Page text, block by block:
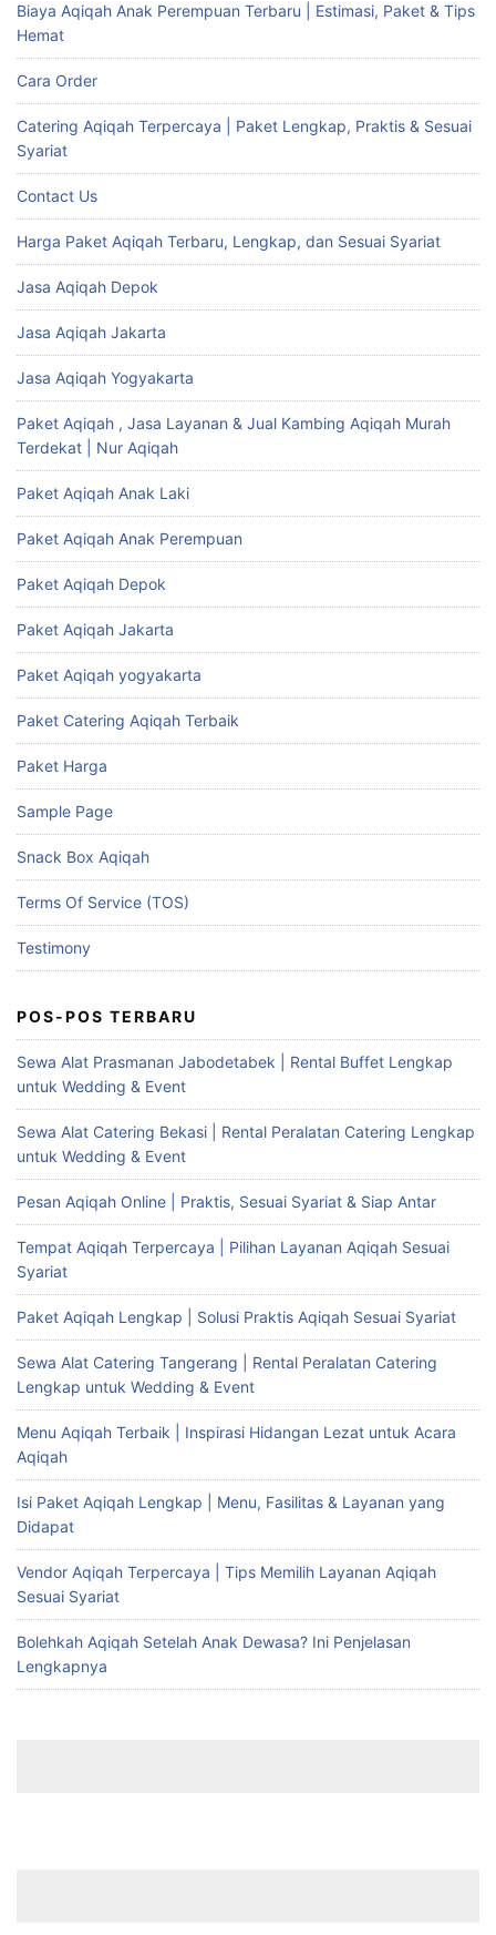
Biaya Aqiqah Anak Perempuan Terbaru | Estimasi, Paket & Tips
Hemat
Cara Order
Catering Aqiqah Terpercaya | Paket Lengkap, Praktis & Sesuai
Syariat
Contact Us
Harga Paket Aqiqah Terbaru, Lengkap, dan Sesuai Syariat
Jasa Aqiqah Depok
Jasa Aqiqah Jakarta
Jasa Aqiqah Yogyakarta
Paket Aqiqah , Jasa Layanan & Jual Kambing Aqiqah Murah
Terdekat | Nur Aqiqah
Paket Aqiqah Anak Laki
Paket Aqiqah Anak Perempuan
Paket Aqiqah Depok
Paket Aqiqah Jakarta
Paket Aqiqah yogyakarta
Paket Catering Aqiqah Terbaik
Paket Harga
Sample Page
Snack Box Aqiqah
Terms Of Service (TOS)
Testimony
POS-POS TERBARU
Sewa Alat Prasmanan Jabodetabek | Rental Buffet Lengkap
untuk Wedding & Event
Sewa Alat Catering Bekasi | Rental Peralatan Catering Lengkap
untuk Wedding & Event
Pesan Aqiqah Online | Praktis, Sesuai Syariat & Siap Antar
Tempat Aqiqah Terpercaya | Pilihan Layanan Aqiqah Sesuai
Syariat
Paket Aqiqah Lengkap | Solusi Praktis Aqiqah Sesuai Syariat
Sewa Alat Catering Tangerang | Rental Peralatan Catering
Lengkap untuk Wedding & Event
Menu Aqiqah Terbaik | Inspirasi Hidangan Lezat untuk Acara
Aqiqah
Isi Paket Aqiqah Lengkap | Menu, Fasilitas & Layanan yang
Didapat
Vendor Aqiqah Terpercaya | Tips Memilih Layanan Aqiqah
Sesuai Syariat
Bolehkah Aqiqah Setelah Anak Dewasa? Ini Penjelasan
Lengkapnya